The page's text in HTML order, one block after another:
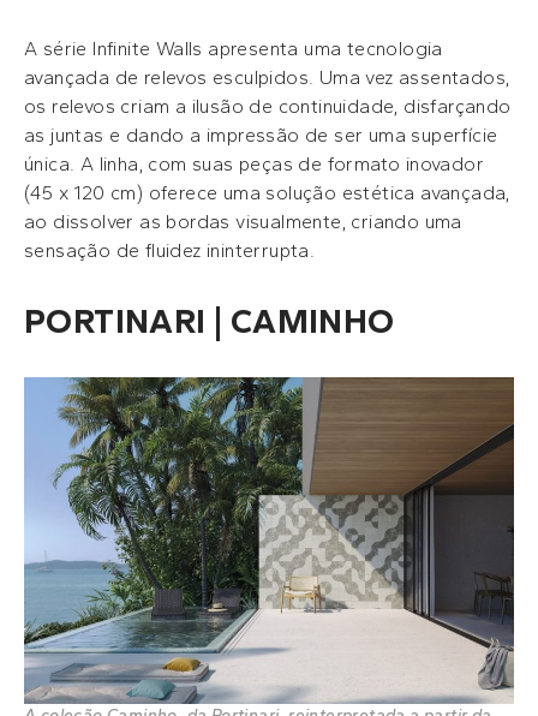
A série Infinite Walls apresenta uma tecnologia
avançada de relevos esculpidos. Uma vez assentados,
os relevos criam a ilusão de continuidade, disfarçando
as juntas e dando a impressão de ser uma superfície
única. A linha, com suas peças de formato inovador
(45 x 120 cm) oferece uma solução estética avançada,
ao dissolver as bordas visualmente, criando uma
sensação de fluidez ininterrupta.
PORTINARI | CAMINHO